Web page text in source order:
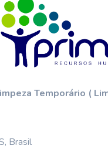
Temporário (
Brasil